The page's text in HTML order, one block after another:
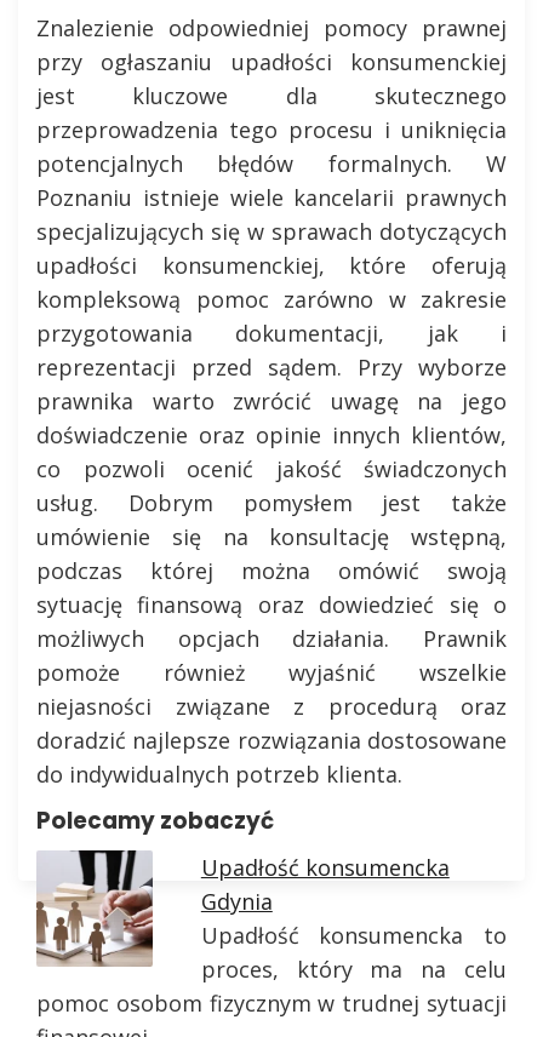
Znalezienie odpowiedniej pomocy prawnej
przy ogłaszaniu upadłości konsumenckiej
jest kluczowe dla skutecznego
przeprowadzenia tego procesu i uniknięcia
potencjalnych błędów formalnych. W
Poznaniu istnieje wiele kancelarii prawnych
specjalizujących się w sprawach dotyczących
upadłości konsumenckiej, które oferują
kompleksową pomoc zarówno w zakresie
przygotowania dokumentacji, jak i
reprezentacji przed sądem. Przy wyborze
prawnika warto zwrócić uwagę na jego
doświadczenie oraz opinie innych klientów,
co pozwoli ocenić jakość świadczonych
usług. Dobrym pomysłem jest także
umówienie się na konsultację wstępną,
podczas której można omówić swoją
sytuację finansową oraz dowiedzieć się o
możliwych opcjach działania. Prawnik
pomoże również wyjaśnić wszelkie
niejasności związane z procedurą oraz
doradzić najlepsze rozwiązania dostosowane
do indywidualnych potrzeb klienta.
Polecamy zobaczyć
Upadłość konsumencka
Gdynia
Upadłość konsumencka to
proces, który ma na celu
pomoc osobom fizycznym w trudnej sytuacji